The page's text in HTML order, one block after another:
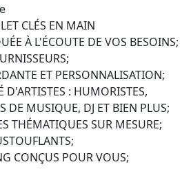
CLÉS EN MAIN
À L'ÉCOUTE DE VOS BESOINS;
ET PERSONNALISATION;
D'ARTISTES : HUMORISTES,
DE MUSIQUE, DJ ET BIEN PLUS;
THÉMATIQUES SUR MESURE;
CONÇUS POUR VOUS;